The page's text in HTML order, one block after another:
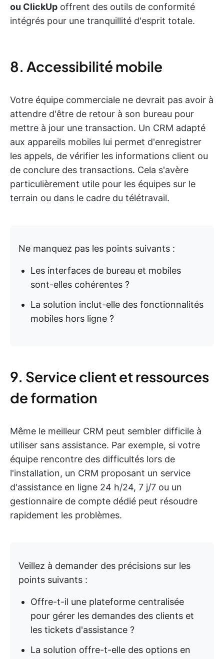
ou ClickUp offrent des outils de conformité
intégrés pour une tranquillité d'esprit totale.
8. Accessibilité mobile
Votre équipe commerciale ne devrait pas avoir à
attendre d'être de retour à son bureau pour
mettre à jour une transaction. Un CRM adapté
aux appareils mobiles lui permet d'enregistrer
les appels, de vérifier les informations client ou
de conclure des transactions. Cela s'avère
particulièrement utile pour les équipes sur le
terrain ou dans le cadre du télétravail.
Ne manquez pas les points suivants :
Les interfaces de bureau et mobiles
sont-elles cohérentes ?
La solution inclut-elle des fonctionnalités
mobiles hors ligne ?
9. Service client et ressources
de formation
Même le meilleur CRM peut sembler difficile à
utiliser sans assistance. Par exemple, si votre
équipe rencontre des difficultés lors de
l'installation, un CRM proposant un service
d'assistance en ligne 24 h/24, 7 j/7 ou un
gestionnaire de compte dédié peut résoudre
rapidement les problèmes.
Veillez à demander des précisions sur les
points suivants :
Offre-t-il une plateforme centralisée
pour gérer les demandes des clients et
les tickets d'assistance ?
La solution offre-t-elle des options en